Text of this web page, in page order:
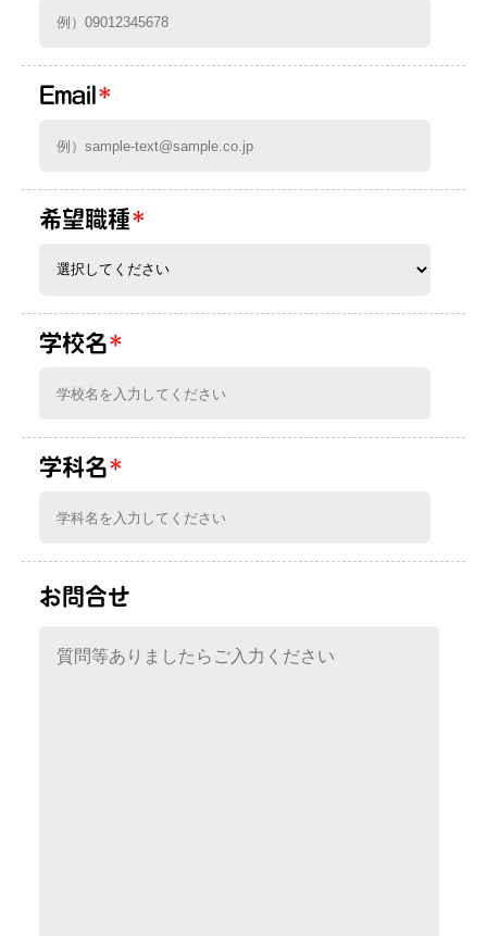
Email *
希望職種*
学校名*
学科名*
お問合せ